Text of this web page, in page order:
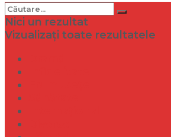
Nici un rezultat
Vizualizați toate rezultatele